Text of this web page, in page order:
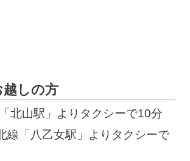
越しの方
北山駅」よりタクシーで10分
線「八乙女駅」よりタクシーで